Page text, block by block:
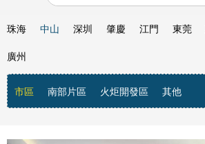
珠海 中山
市區 南部片區 火炬開發區 其他
深圳 肇慶 江門 東莞
廣州